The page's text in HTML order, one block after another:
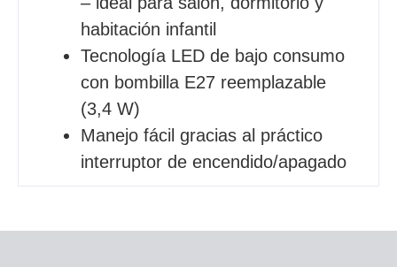
habitación infantil
Tecnología LED de bajo consumo
con bombilla E27 reemplazable
(3,4 W)
Manejo fácil gracias al práctico
interruptor de encendido/apagado